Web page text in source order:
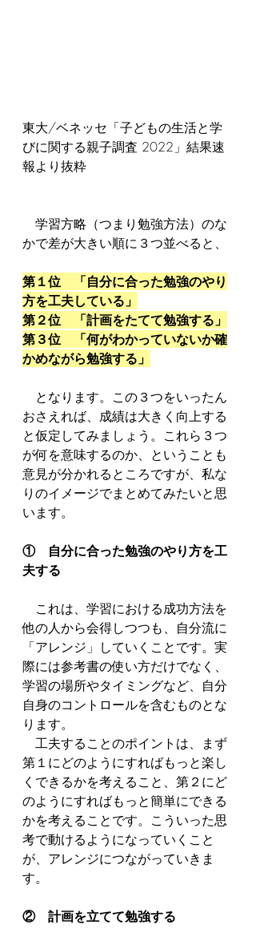
東大/ベネッセ「子どもの生活と学
びに関する親子調査 2022」結果速
報より抜粋
学習方略（つまり勉強方法）のな
かで差が大きい順に３つ並べると、
第１位　「自分に合った勉強のやり
方を工夫している」
第２位　「計画をたてて勉強する」
第３位　「何がわかっていないか確
かめながら勉強する」
となります。この３つをいったん
おさえれば、成績は大きく向上する
と仮定してみましょう。これら３つ
が何を意味するのか、ということも
意見が分かれるところですが、私な
りのイメージでまとめてみたいと思
います。
①　自分に合った勉強のやり方を工
夫する
これは、学習における成功方法を
他の人から会得しつつも、自分流に
「アレンジ」していくことです。実
際には参考書の使い方だけでなく、
学習の場所やタイミングなど、自分
自身のコントロールを含むものとな
ります。
工夫することのポイントは、まず
第１にどのようにすればもっと楽し
くできるかを考えること、第２にど
のようにすればもっと簡単にできる
かを考えることです。こういった思
考で動けるようになっていくこと
が、アレンジにつながっていきま
す。
②　計画を立てて勉強する